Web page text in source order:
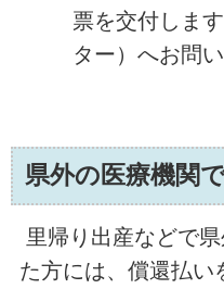
票を交付しま
ター）へお問
県外の医療機関
里帰り出産などで
た方には、償還払い